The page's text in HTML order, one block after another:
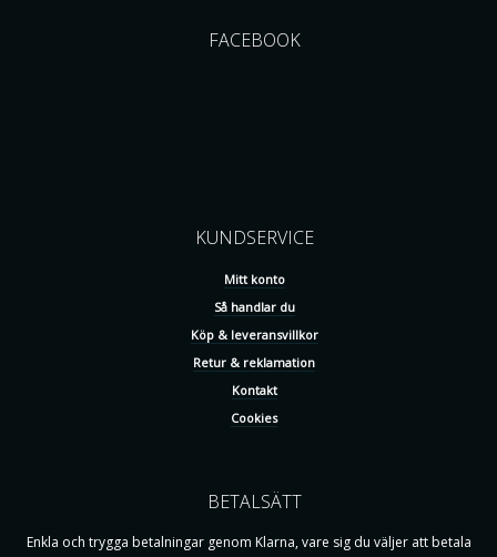
FACEBOOK
KUNDSERVICE
Mitt konto
Så handlar du
Köp & leveransvillkor
Retur & reklamation
Kontakt
Cookies
BETALSÄTT
Enkla och trygga betalningar genom Klarna, vare sig du väljer att betala